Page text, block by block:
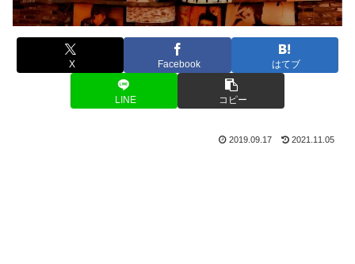
X Facebook はてブ
LINE コピー
2019.09.17 2021.11.05